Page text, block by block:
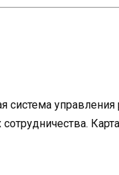
система